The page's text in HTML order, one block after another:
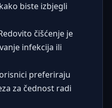
biste izbjegli
čišćenje je
infekcija ili
preferiraju
za čednost radi